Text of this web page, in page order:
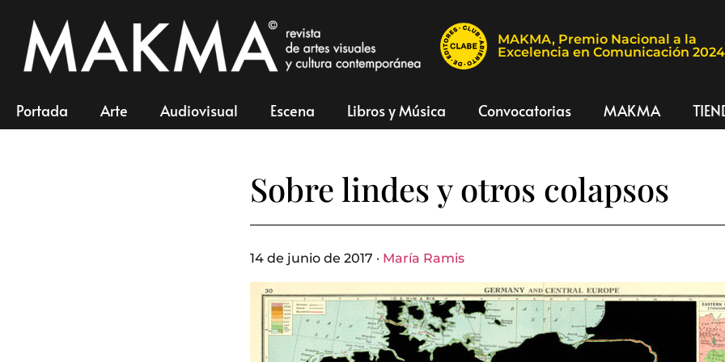
MAKMA, Premio Nacional a la
Excelencia en Comunicación 2024
Portada Arte Audiovisual Escena Libros y Música Convocatorias MAKMA
Sobre lindes y otros colapsos
14 de junio de 2017 · María Ramis